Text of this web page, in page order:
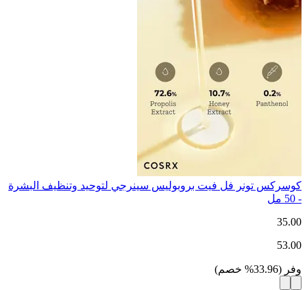
كوسركس تونر فل فيت بروبوليس سينرجي لتوحيد وتنظيف البشرة
- 50 مل
35.00
53.00
وفر (
33.96
% خصم)